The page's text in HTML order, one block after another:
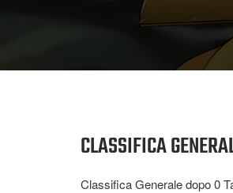
CLASSIFICA
Classifica Generale dopo 0